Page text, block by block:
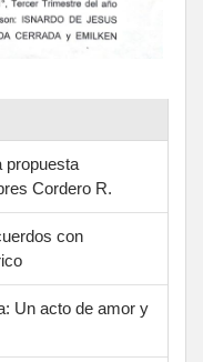
propuesta
Cordero R.
con
Un acto de amor y